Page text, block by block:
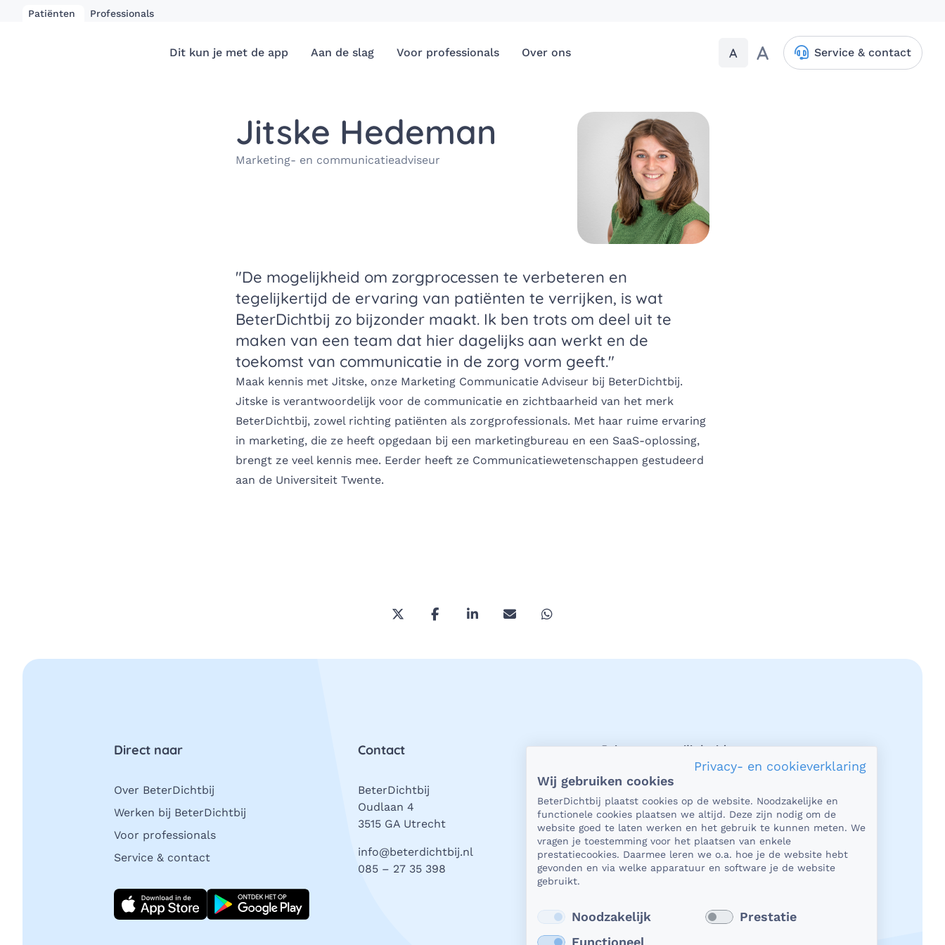
Patiënten Professionals
Dit kun je met de app Aan de slag Voor professionals Over ons A A Service & contact
Jitske Hedeman
Marketing- en communicatieadviseur
"De mogelijkheid om zorgprocessen te verbeteren en
tegelijkertijd de ervaring van patiënten te verrijken, is wat
BeterDichtbij zo bijzonder maakt. Ik ben trots om deel uit te
maken van een team dat hier dagelijks aan werkt en de
toekomst van communicatie in de zorg vorm geeft."
Maak kennis met Jitske, onze Marketing Communicatie Adviseur bij BeterDichtbij.
Jitske is verantwoordelijk voor de communicatie en zichtbaarheid van het merk
BeterDichtbij, zowel richting patiënten als zorgprofessionals. Met haar ruime ervaring
in marketing, die ze heeft opgedaan bij een marketingbureau en een SaaS-oplossing,
brengt ze veel kennis mee. Eerder heeft ze Communicatiewetenschappen gestudeerd
aan de Universiteit Twente.
Deel deze pagina via Twitter/X
Deel deze pagina op Facebook
Deel deze pagina op LinkedIn
Deel deze pagina via e-mail
Deel deze pagina via WhatsApp
Direct naar
Over BeterDichtbij
Werken bij BeterDichtbij
Voor professionals
Service & contact
Download direct
Contact
BeterDichtbij
Oudlaan 4
3515 GA Utrecht
info@beterdichtbij.nl
085 – 27 35 398
Privacy en veiligheid
Als het gaat om je gezondheid, dan is het
natuurlijk heel belangrijk dat je jouw
vragen in een beveiligde omgeving kunt
stellen. En dat je er zeker van bent dat
wat je deelt, niet in verkeerde handen
valt. Daar kun je op rekenen bij
Lees verder
Privacy- en cookieverklaring
Wij gebruiken cookies
BeterDichtbij plaatst cookies op de website. Noodzakelijke en
functionele cookies plaatsen we altijd. Deze zijn nodig om de
website goed te laten werken en het gebruik te kunnen meten. We
vragen je toestemming voor het plaatsen van enkele
prestatiecookies. Daarmee leren we o.a. hoe je de website hebt
gevonden en via welke apparatuur en software je de website
gebruikt.
Noodzakelijk
Prestatie
Functioneel